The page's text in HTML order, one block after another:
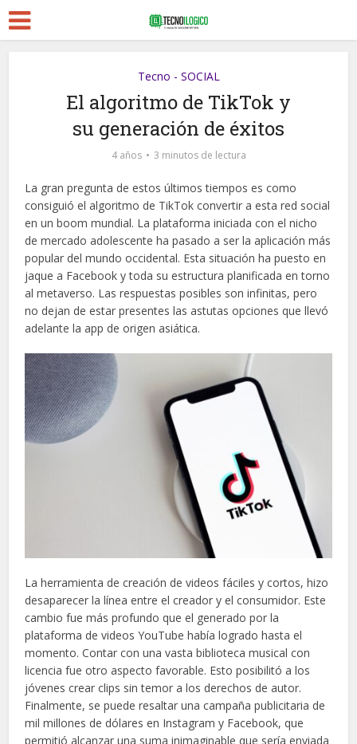
Tecno - SOCIAL
El algoritmo de TikTok y
su generación de éxitos
4 años 3 minutos de lectura
La gran pregunta de estos últimos tiempos es como
consiguió el algoritmo de TikTok convertir a esta red social
en un boom mundial. La plataforma iniciada con el nicho
de mercado adolescente ha pasado a ser la aplicación más
popular del mundo occidental. Esta situación ha puesto en
jaque a Facebook y toda su estructura planificada en torno
al metaverso. Las respuestas posibles son infinitas, pero
no dejan de estar presentes las astutas opciones que llevó
adelante la app de origen asiática.
La herramienta de creación de videos fáciles y cortos, hizo
desaparecer la línea entre el creador y el consumidor. Este
cambio fue más profundo que el generado por la
plataforma de videos YouTube había logrado hasta el
momento. Contar con una vasta biblioteca musical con
licencia fue otro aspecto favorable. Esto posibilitó a los
jóvenes crear clips sin temor a los derechos de autor.
Finalmente, se puede resaltar una campaña publicitaria de
mil millones de dólares en Instagram y Facebook, que
permitió alcanzar una suma inimaginable que sería enviada